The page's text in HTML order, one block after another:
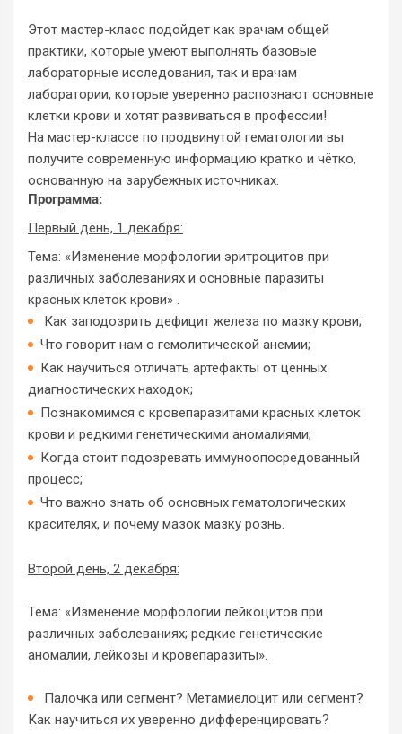
Этот мастер-класс подойдет как врачам общей
практики, которые умеют выполнять базовые
лабораторные исследования, так и врачам
лаборатории, которые уверенно распознают основные
клетки крови и хотят развиваться в профессии!
На мастер-классе по продвинутой гематологии вы
получите современную информацию кратко и чётко,
основанную на зарубежных источниках.
Программа:
Первый день, 1 декабря:
Тема: «Изменение морфологии эритроцитов при
различных заболеваниях и основные паразиты
красных клеток крови» .
Как заподозрить дефицит железа по мазку крови;
Что говорит нам о гемолитической анемии;
Как научиться отличать артефакты от ценных
диагностических находок;
Познакомимся с кровепаразитами красных клеток
крови и редкими генетическими аномалиями;
Когда стоит подозревать иммуноопосредованный
процесс;
Что важно знать об основных гематологических
красителях, и почему мазок мазку рознь.
Второй день, 2 декабря:
Тема: «Изменение морфологии лейкоцитов при
различных заболеваниях; редкие генетические
аномалии, лейкозы и кровепаразиты».
Палочка или сегмент? Метамиелоцит или сегмент?
Как научиться их уверенно дифференцировать?